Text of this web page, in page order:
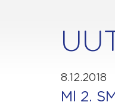
8.12.2018
Ml 2.